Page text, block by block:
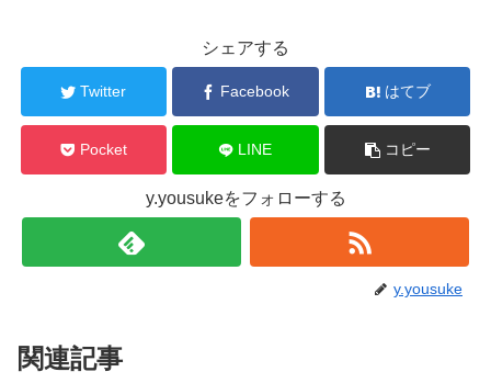
シェアする
Twitter Facebook はてブ
Pocket LINE コピー
y.yousukeをフォローする
y.yousuke
関連記事